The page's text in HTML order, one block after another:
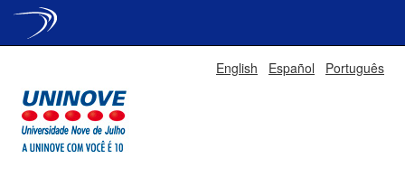
English Español Português